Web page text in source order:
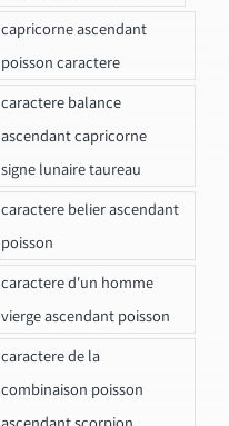
capricorne ascendant
poisson caractere
caractere balance
ascendant capricorne
signe lunaire taureau
caractere belier ascendant
poisson
caractere d'un homme
vierge ascendant poisson
caractere de la
combinaison poisson
ascendant scorpion